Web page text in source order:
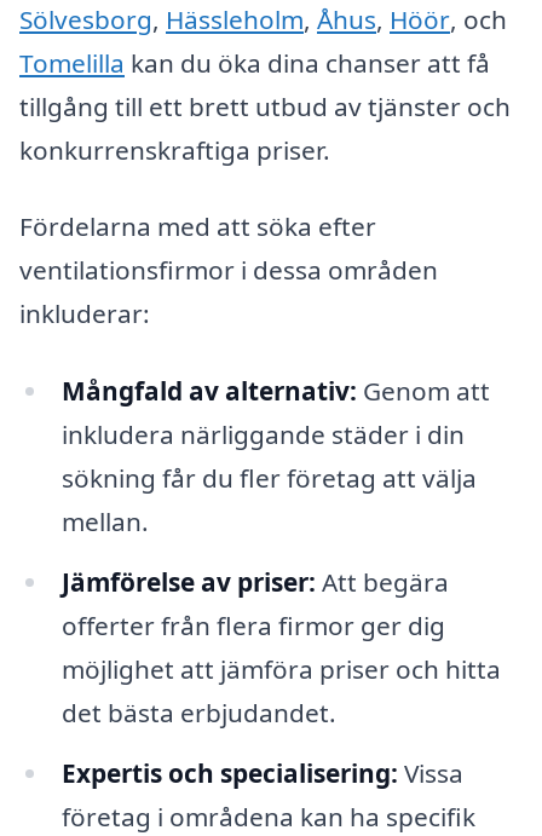
Sölvesborg, Hässleholm, Åhus, Höör, och
Tomelilla kan du öka dina chanser att få
tillgång till ett brett utbud av tjänster och
konkurrenskraftiga priser.
Fördelarna med att söka efter
ventilationsfirmor i dessa områden
inkluderar:
Mångfald av alternativ: Genom att
inkludera närliggande städer i din
sökning får du fler företag att välja
mellan.
Jämförelse av priser: Att begära
offerter från flera firmor ger dig
möjlighet att jämföra priser och hitta
det bästa erbjudandet.
Expertis och specialisering: Vissa
företag i områdena kan ha specifik